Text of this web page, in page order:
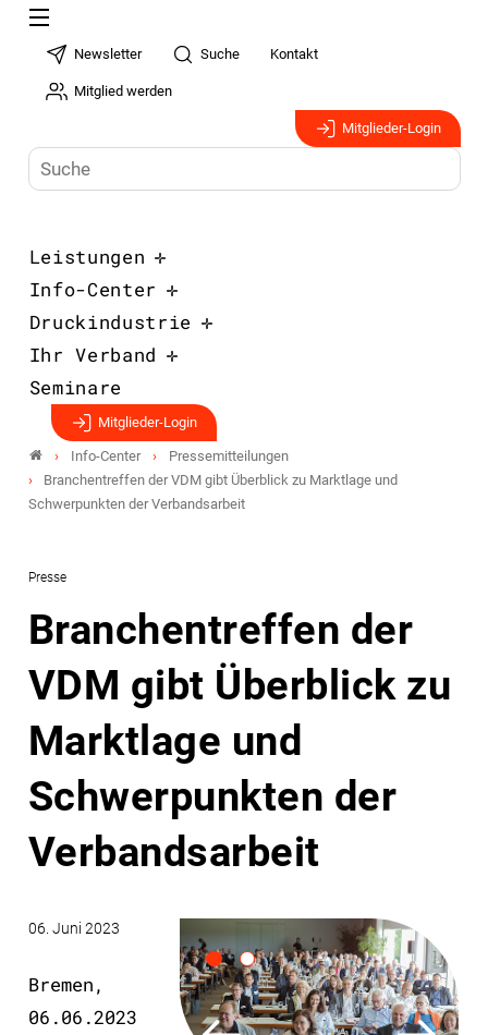
Newsletter Suche Kontakt
Mitglied werden
Mitglieder-Login
Leistungen
Info-Center
Druckindustrie
Ihr Verband
Seminare
Mitglieder-Login
Info-Center
Pressemitteilungen
Branchentreffen der VDM gibt Überblick zu Marktlage und
Schwerpunkten der Verbandsarbeit
Presse
Branchentreffen der
VDM gibt Überblick zu
Marktlage und
Schwerpunkten der
Verbandsarbeit
06. Juni 2023
Bremen,
06.06.2023